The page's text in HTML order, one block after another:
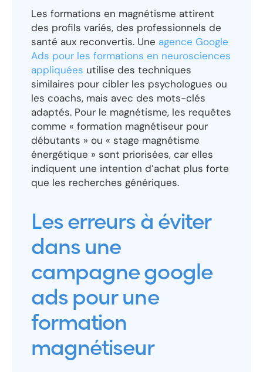
Les formations en magnétisme attirent
des profils variés, des professionnels de
santé aux reconvertis. Une agence Google
Ads pour les formations en neurosciences
appliquées utilise des techniques
similaires pour cibler les psychologues ou
les coachs, mais avec des mots-clés
adaptés. Pour le magnétisme, les requêtes
comme « formation magnétiseur pour
débutants » ou « stage magnétisme
énergétique » sont priorisées, car elles
indiquent une intention d’achat plus forte
que les recherches génériques.
Les erreurs à éviter
dans une
campagne google
ads pour une
formation
magnétiseur